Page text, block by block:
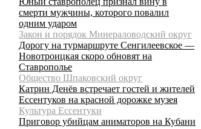
смерти мужчины, которого повалил
одним ударом
Закон и порядок Минераловодский округ
Дорогу на турмаршруте Сенгилеевское —
Новотроицкая скоро обновят на
Ставрополье
Общество Шпаковский округ
Катрин Денёв встречает гостей и жителей
Ессентуков на красной дорожке музея
Культура Ессентуки
Приговор убийцам аниматоров на Кубани